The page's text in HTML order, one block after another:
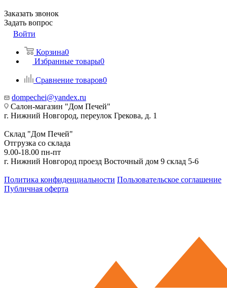
Заказать звонок
Задать вопрос
Войти
Корзина0
Избранные товары0
Сравнение товаров0
dompechei@yandex.ru
Салон-магазин "Дом Печей"
г. Нижний Новгород, переулок Грекова, д. 1
Склад "Дом Печей"
Отгрузка со склада
9.00-18.00 пн-пт
г. Нижний Новгород проезд Восточный дом 9 склад 5-6
Политика конфиденциальности Пользовательское соглашение
Публичная оферта